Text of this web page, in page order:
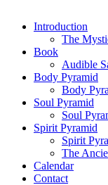
Introduction
The
Book
Audible
Body Pyramid
Body
Soul Pyramid
Soul
Spirit Pyramid
Spirit
The
Calendar
Contact